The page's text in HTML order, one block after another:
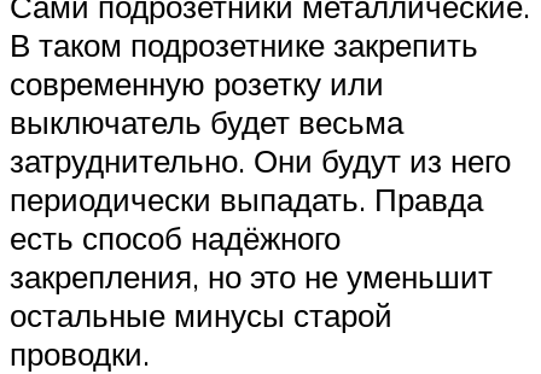
В таком подрозетнике закрепить
современную розетку или
выключатель будет весьма
затруднительно. Они будут из него
периодически выпадать. Правда
есть способ надёжного
закрепления, но это не уменьшит
остальные минусы старой
проводки.